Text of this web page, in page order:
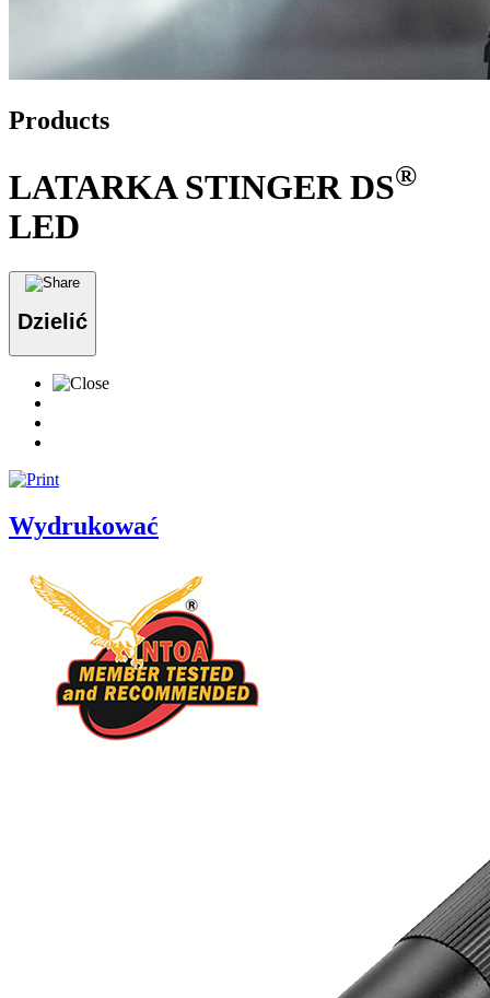
Products
LATARKA STINGER DS®
LED
Dzielić
Wydrukować